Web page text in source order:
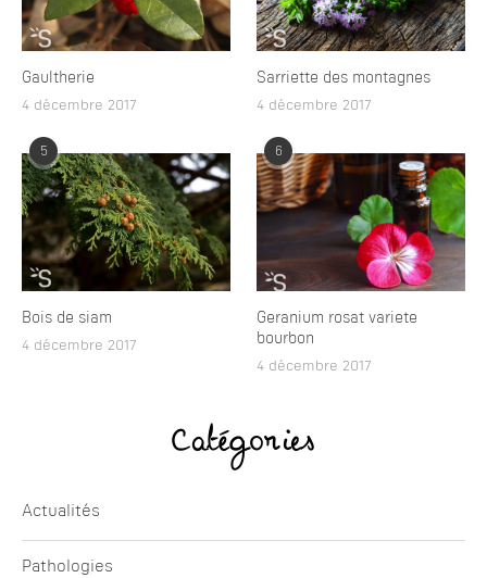
Gaultherie
4 décembre 2017
Sarriette des montagnes
4 décembre 2017
5
Bois de siam
4 décembre 2017
6
Geranium rosat variete
bourbon
4 décembre 2017
Catégories
Actualités
Pathologies